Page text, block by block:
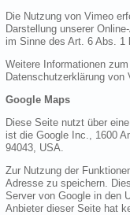
Die Nutzung von Vimeo
Darstellung unserer
im Sinne des Art. 6 Abs. 1
Weitere Informationen
Datenschutzerklärung von
Google Maps
Diese Seite nutzt über
ist die Google Inc., 1600
94043, USA.
Zur Nutzung der
Adresse zu speichern.
Server von Google in den
Anbieter dieser Seite hat